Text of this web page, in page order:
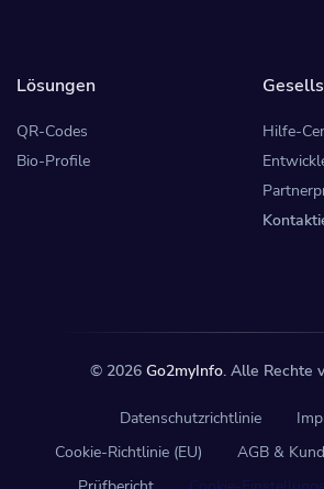
Lösungen
QR-Codes
Bio-Profile
Hilfe-
© 2026 Go2myInfo. Alle Rechte
Datenschutzrichtlinie
Cookie-Richtlinie (EU)
AGB &